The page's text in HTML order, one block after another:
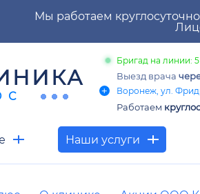
Мы работаем
Бригад на линии: 5
Выезд врача
Воронеж, ул.
Работаем
Наши услуги